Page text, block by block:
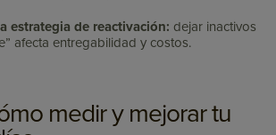
estrategia de reactivación: dejar inactivos
afecta entregabilidad y costos.
medir y mejorar tu